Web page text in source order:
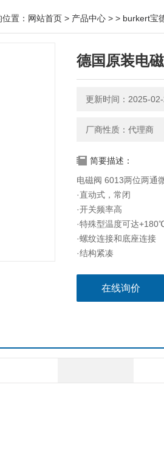
置： 网站首页 > 产品中心 > > burkert宝
德国原装电
更新时间：2025-
厂商性质：代理商
简要描述：
电磁阀 6013两位两通
·直动式，常闭
·开关频率高
·特殊型温度可达
·螺纹连接和底座连接
·结构紧凑
2508型电缆插座
在线询价